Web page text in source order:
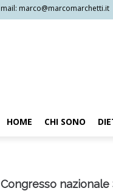
mail: marco@marcomarchetti.it
HOME CHI SONO
Congresso nazionale